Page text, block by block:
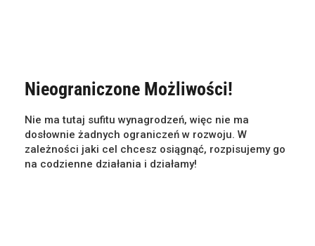
Nieograniczone Możliwości!
Nie ma tutaj sufitu wynagrodzeń, więc nie ma
dosłownie żadnych ograniczeń w rozwoju. W
zależności jaki cel chcesz osiągnąć, rozpisujemy go
na codzienne działania i działamy!